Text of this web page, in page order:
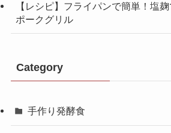
【レシピ】フライパンで簡単！塩
ポークグリル
Category
手作り発酵食